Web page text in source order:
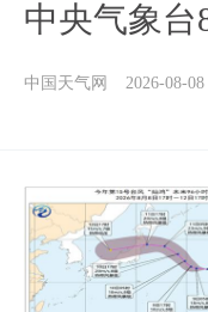
中央气象台
中国天气网 2026-08-08